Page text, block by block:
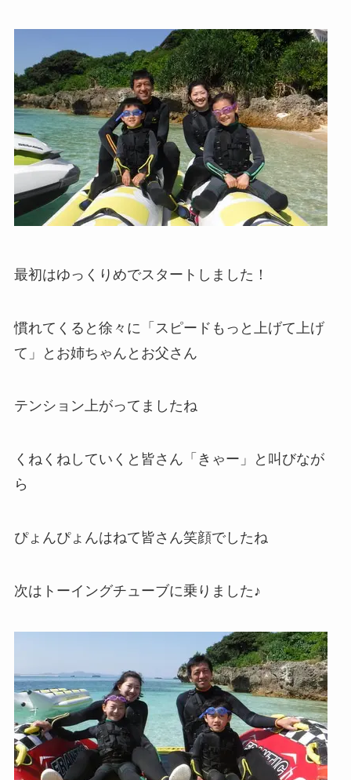
最初はゆっくりめでスタートしました！
慣れてくると徐々に「スピードもっと上げて上げ
て」とお姉ちゃんとお父さん
テンション上がってましたね
くねくねしていくと皆さん「きゃー」と叫びなが
ら
ぴょんぴょんはねて皆さん笑顔でしたね
次はトーイングチューブに乗りました♪